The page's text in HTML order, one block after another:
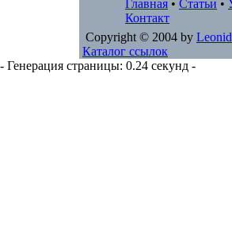
Главная • Статьи •
Контакт
Copyright © 2004 by
Каталог ссылок
- Генерация страницы: 0.24 секунд -